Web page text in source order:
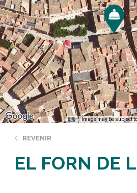
Image may be subject
REVENIR
EL FORN DE